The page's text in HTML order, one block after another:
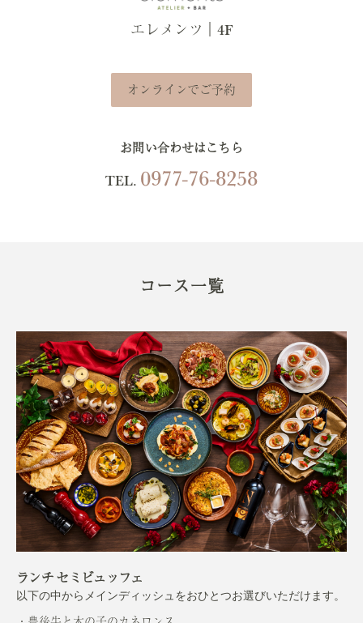
エレメンツ｜4F
オンラインでご予約
お問い合わせはこちら
TEL. 0977-76-8258
コース一覧
ランチ セミビュッフェ
以下の中からメインディッシュをおひとつお選びいただけます。